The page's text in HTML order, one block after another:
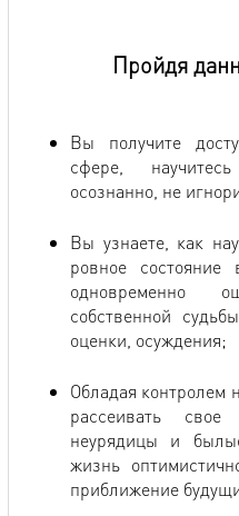
Пройдя
Вы получите
сфере,
осознанно, не
Вы узнаете, как
ровное
одновременно
собственной
оценки, осуждения;
Обладая контролем
рассеивать
неурядицы и
жизнь
приближение